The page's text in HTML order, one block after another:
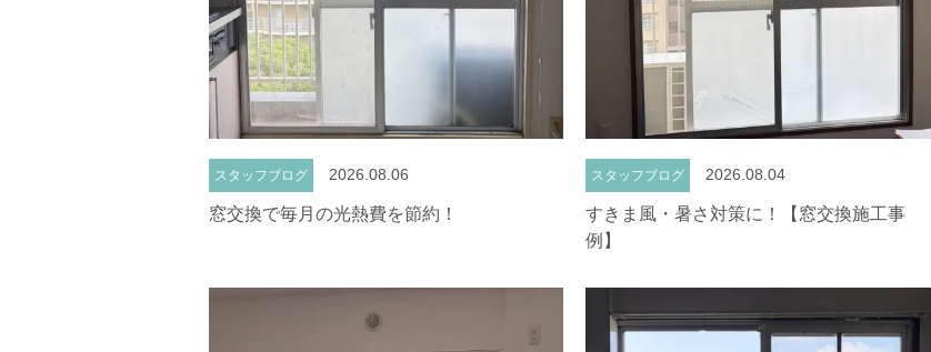
スタッフブログ 2026.08.06
窓交換で毎月の光熱費を節約！
スタッフブログ 2026.08.04
すきま風・暑さ対策に！【窓交換施工事
例】